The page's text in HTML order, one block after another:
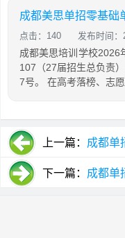
成都美思单招零基础
点击：140 发布时间：
成都美思培训学校2026
107（27届招生总负责
7号。 在高考落榜、志
上一篇： 成都单
名额 下一篇： 成都单